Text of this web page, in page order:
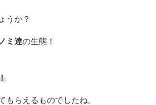
うか？
ミ達の生態！
もらえるものでしたね。